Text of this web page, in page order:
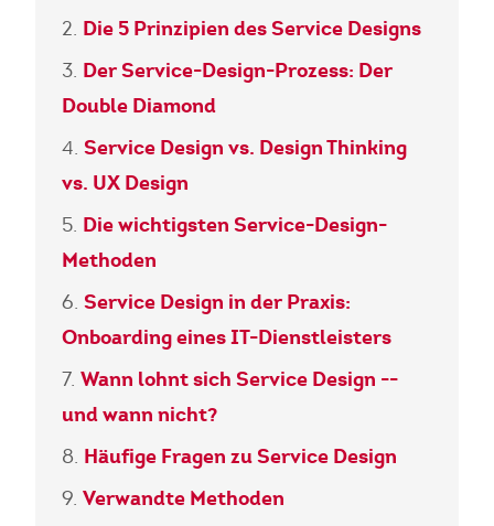
Die 5 Prinzipien des Service Designs
Der Service-Design-Prozess: Der
Double Diamond
Service Design vs. Design Thinking
vs. UX Design
Die wichtigsten Service-Design-
Methoden
Service Design in der Praxis:
Onboarding eines IT-Dienstleisters
Wann lohnt sich Service Design --
und wann nicht?
Häufige Fragen zu Service Design
Verwandte Methoden